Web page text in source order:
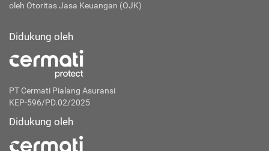
oleh Otoritas Jasa Keuangan (OJK)
Didukung oleh
PT Cermati Pialang Asuransi
KEP-596/PD.02/2025
Didukung oleh